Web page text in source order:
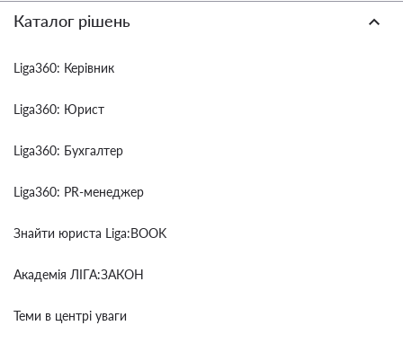
Каталог рішень
Liga360: Керівник
Liga360: Юрист
Liga360: Бухгалтер
Liga360: PR-менеджер
Знайти юриста Liga:BOOK
Академія ЛІГА:ЗАКОН
Теми в центрі уваги